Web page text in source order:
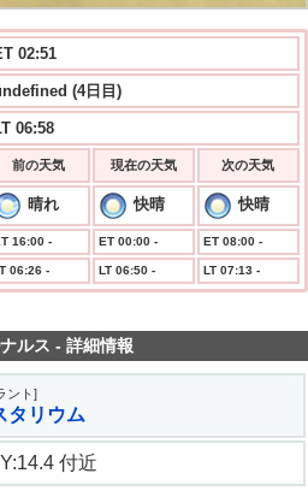
02:52
(4日目)
06:58
前の天気 現在の天気 次の天気
晴れ 快晴 快晴
16:00 - ET 00:00 - ET 08:00 -
06:26 - LT 06:50 - LT 07:13 -
ルス - 詳細情報
ント]
タリウム
付近